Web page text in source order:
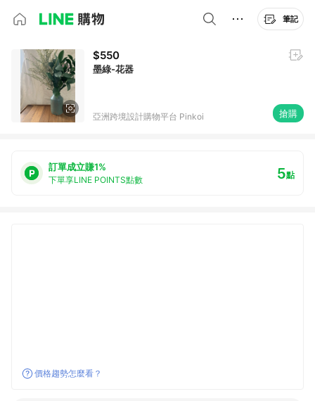
筆記
$550
墨綠-花器
亞洲跨境設計購物平台 Pinkoi 搶購
訂單成立賺1%
下單享LINE POINTS點數 5點
價格趨勢怎麼看？